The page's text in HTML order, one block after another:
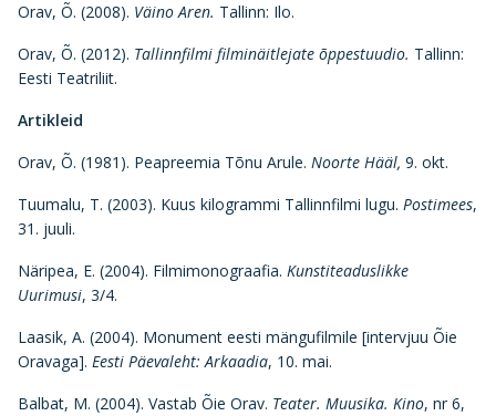
Orav, Õ. (2008). Väino Aren. Tallinn: Ilo.
Orav, Õ. (2012). Tallinnfilmi filminäitlejate õppestuudio. Tallinn:
Eesti Teatriliit.
Artikleid
Orav, Õ. (1981). Peapreemia Tõnu Arule. Noorte Hääl, 9. okt.
Tuumalu, T. (2003). Kuus kilogrammi Tallinnfilmi lugu. Postimees,
31. juuli.
Näripea, E. (2004). Filmimonograafia. Kunstiteaduslikke
Uurimusi, 3/4.
Laasik, A. (2004). Monument eesti mängufilmile [intervjuu Õie
Oravaga]. Eesti Päevaleht: Arkaadia, 10. mai.
Balbat, M. (2004). Vastab Õie Orav. Teater. Muusika. Kino, nr 6,